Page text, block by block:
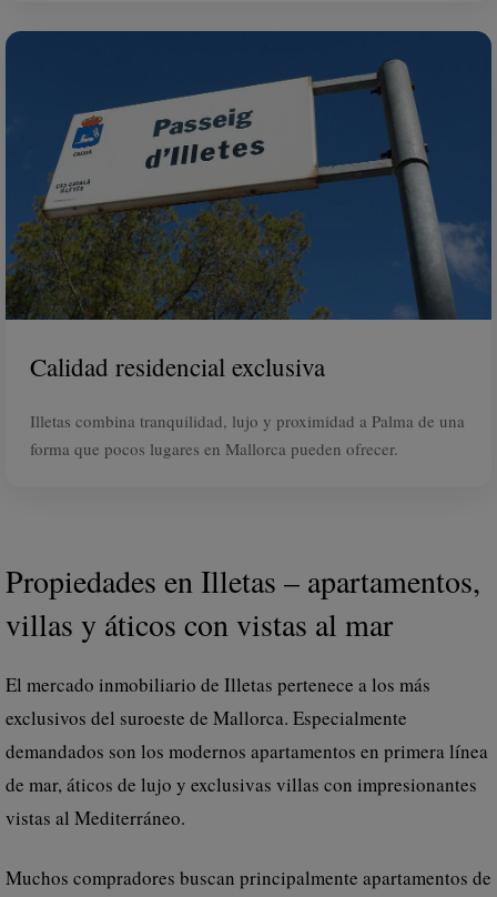
Calidad residencial exclusiva
Illetas combina tranquilidad, lujo y proximidad a Palma de una
forma que pocos lugares en Mallorca pueden ofrecer.
Propiedades en Illetas – apartamentos,
villas y áticos con vistas al mar
El mercado inmobiliario de Illetas pertenece a los más
exclusivos del suroeste de Mallorca. Especialmente
demandados son los modernos apartamentos en primera línea
de mar, áticos de lujo y exclusivas villas con impresionantes
vistas al Mediterráneo.
Muchos compradores buscan principalmente apartamentos de